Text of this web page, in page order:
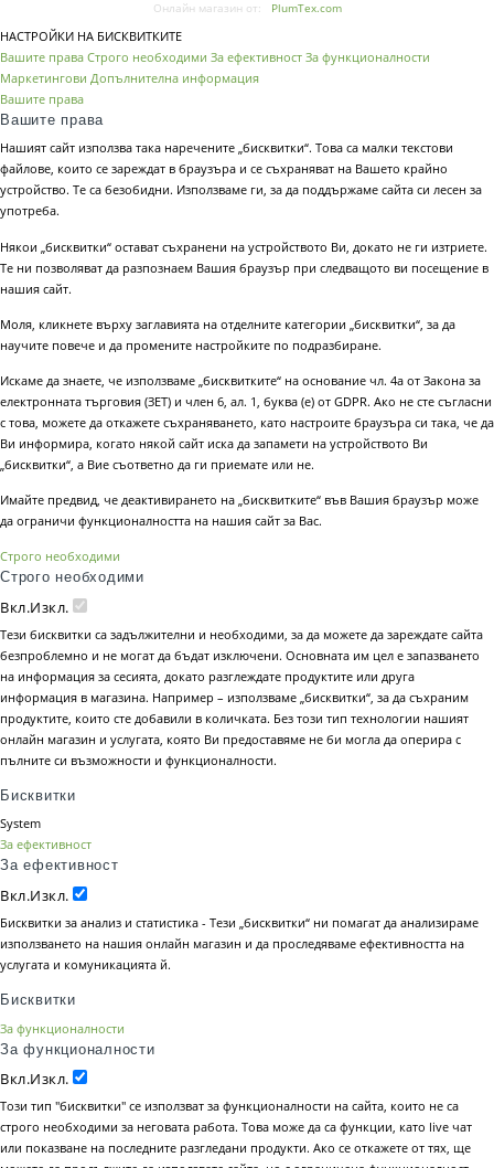
Онлайн магазин от:
PlumTex.com
НАСТРОЙКИ НА БИСКВИТКИТЕ
Вашите права Строго необходими За ефективност За функционалности
Маркетингови Допълнителна информация
Вашите права
Вашите права
Нашият сайт използва така наречените „бисквитки“. Това са малки текстови
файлове, които се зареждат в браузъра и се съхраняват на Вашето крайно
устройство. Те са безобидни. Използваме ги, за да поддържаме сайта си лесен за
употреба.
Някои „бисквитки“ остават съхранени на устройството Ви, докато не ги изтриете.
Те ни позволяват да разпознаем Вашия браузър при следващото ви посещение в
нашия сайт.
Моля, кликнете върху заглавията на отделните категории „бисквитки“, за да
научите повече и да промените настройките по подразбиране.
Искаме да знаете, че използваме „бисквитките“ на основание чл. 4а от Закона за
електронната търговия (ЗЕТ) и член 6, ал. 1, буква (е) от GDPR. Ако не сте съгласни
с това, можете да откажете съхраняването, като настроите браузъра си така, че да
Ви информира, когато някой сайт иска да запамети на устройството Ви
„бисквитки“, а Вие съответно да ги приемате или не.
Имайте предвид, че деактивирането на „бисквитките“ във Вашия браузър може
да ограничи функционалността на нашия сайт за Вас.
Строго необходими
Строго необходими
Вкл.Изкл.
Тези бисквитки са задължителни и необходими, за да можете да зареждате сайта
безпроблемно и не могат да бъдат изключени. Основната им цел е запазването
на информация за сесията, докато разглеждате продуктите или друга
информация в магазина. Например – използваме „бисквитки“, за да съхраним
продуктите, които сте добавили в количката. Без този тип технологии нашият
онлайн магазин и услугата, която Ви предоставяме не би могла да оперира с
пълните си възможности и функционалности.
Бисквитки
System
За ефективност
За ефективност
Вкл.Изкл.
Бисквитки за анализ и статистика - Тези „бисквитки“ ни помагат да анализираме
използването на нашия онлайн магазин и да проследяваме ефективността на
услугата и комуникацията й.
Бисквитки
За функционалности
За функционалности
Вкл.Изкл.
Този тип "бисквитки" се използват за функционалности на сайта, които не са
строго необходими за неговата работа. Това може да са функции, като live чат
или показване на последните разгледани продукти. Ако се откажете от тях, ще